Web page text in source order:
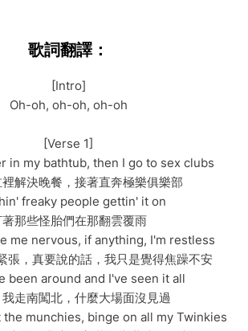
歌詞翻譯：
[Intro]
Oh-oh, oh-oh, oh-oh
[Verse 1]
in my bathtub, then I go to sex clubs
解決晚餐，接著直奔極樂俱樂部
freaky people gettin' it on
著那些怪胎們在那翻雲覆雨
me nervous, if anything, I'm restless
張，真要說的話，我只是覺得焦躁不安
been around and I've seen it all
走南闖北，什麼大場面沒見過
the munchies, binge on all my Twinkies